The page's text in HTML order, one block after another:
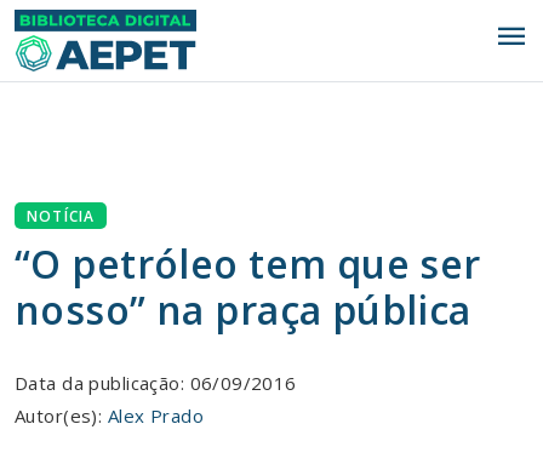
menu
NOTÍCIA
“O petróleo tem que ser
nosso” na praça pública
Data da publicação: 06/09/2016
Autor(es): Alex Prado